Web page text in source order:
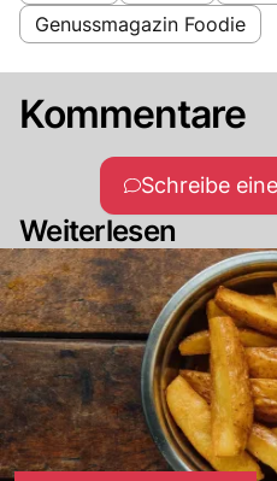
Genussmagazin Foodie
Kommentare
Schreibe
Weiterlesen